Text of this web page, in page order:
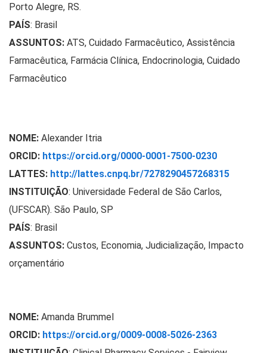
Porto Alegre, RS.
PAÍS: Brasil
ASSUNTOS: ATS, Cuidado Farmacêutico, Assistência
Farmacêutica, Farmácia Clínica, Endocrinologia, Cuidado
Farmacêutico
NOME: Alexander Itria
ORCID: https://orcid.org/0000-0001-7500-0230
LATTES: http://lattes.cnpq.br/7278290457268315
INSTITUIÇÃO: Universidade Federal de São Carlos,
(UFSCAR). São Paulo, SP
PAÍS: Brasil
ASSUNTOS: Custos, Economia, Judicialização, Impacto
orçamentário
NOME: Amanda Brummel
ORCID: https://orcid.org/0009-0008-5026-2363